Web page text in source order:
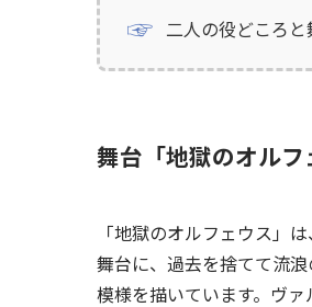
二人の役どころ
舞台「地獄のオル
「地獄のオルフェウス」
舞台に、過去を捨てて流
模様を描いています。ヴ